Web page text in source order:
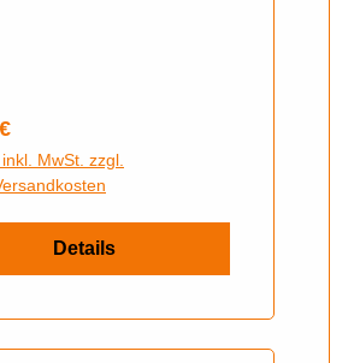
Preis:
MwSt. zzgl.
Details